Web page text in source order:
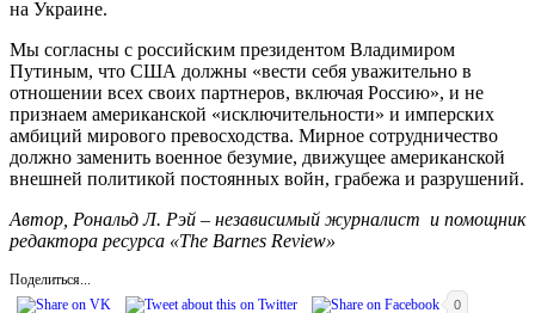
на Украине.
Мы согласны с российским президентом Владимиром
Путиным, что США должны «вести себя уважительно в
отношении всех своих партнеров, включая Россию», и не
признаем американской «исключительности» и имперских
амбиций мирового превосходства. Мирное сотрудничество
должно заменить военное безумие, движущее американской
внешней политикой постоянных войн, грабежа и разрушений.
Автор, Рональд Л. Рэй – независимый журналист и помощник
редактора ресурса «The Barnes Review»
Поделиться...
0